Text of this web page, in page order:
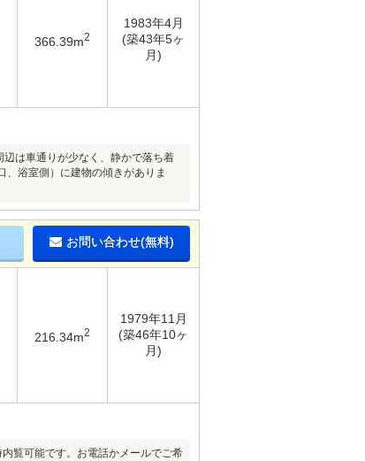
366.39m2
1983年4月
(築43年5ヶ
月)
は車通りが少なく、静かで落ち着
浴室側）に建物の傾きがありま
お問い合わせ(無料)
216.34m2
1979年11月
(築46年10ヶ
月)
覧可能です。お電話かメールでご希